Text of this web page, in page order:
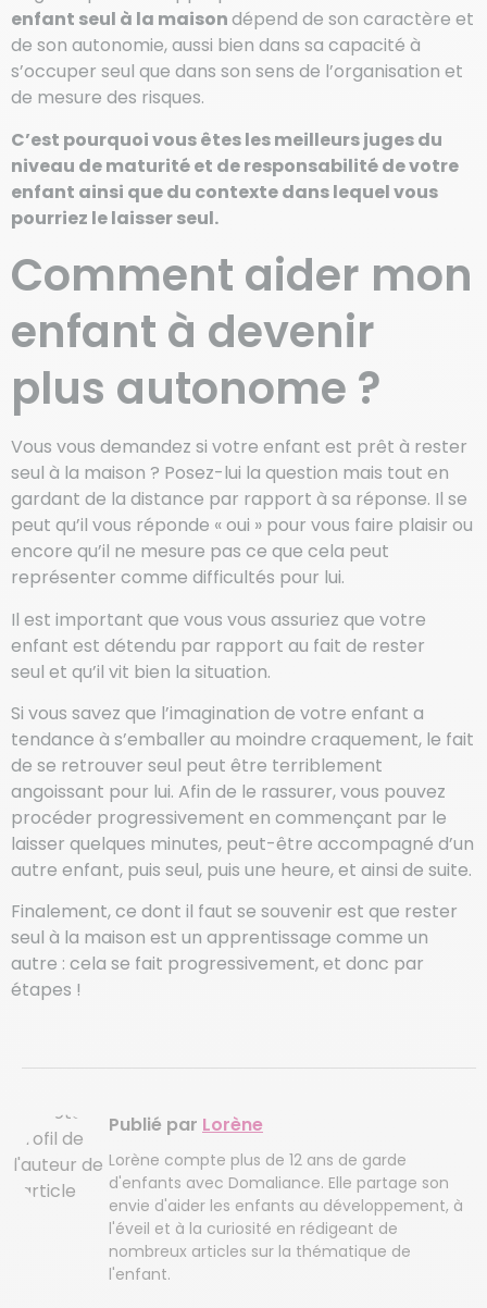
enfant seul à la maisondépend de son caractère et
de son autonomie, aussi bien dans sa capacité à
s’occuper seul que dans son sens de l’organisation et
de mesure des risques.
C’est pourquoi vous êtes les meilleurs juges du
niveau de maturité et de responsabilité de votre
enfant ainsi que du contexte dans lequel vous
pourriez le laisser seul.
Comment aider mon
enfant à devenir
plus autonome ?
Vous vous demandez si votre enfant est prêt à rester
seul à la maison ? Posez-lui la question mais tout en
gardant de la distance par rapport à sa réponse. Il se
peut qu’il vous réponde « oui » pour vous faire plaisir ou
encore qu’il ne mesure pas ce que cela peut
représenter comme difficultés pour lui.
Il est important que vous vous assuriez que votre
enfant est détendu par rapport au fait de rester
seul et qu’il vit bien la situation.
Si vous savez que l’imagination de votre enfant a
tendance à s’emballer au moindre craquement, le fait
de se retrouver seul peut être terriblement
angoissant pour lui. Afin de le rassurer, vous pouvez
procéder progressivement en commençant par le
laisser quelques minutes, peut-être accompagné d’un
autre enfant, puis seul, puis une heure, et ainsi de suite.
Finalement, ce dont il faut se souvenir est que rester
seul à la maison est un apprentissage comme un
autre : cela se fait progressivement, et donc par
étapes !
Publié par Lorène
Lorène compte plus de 12 ans de garde
d'enfants avec Domaliance. Elle partage son
envie d'aider les enfants au développement, à
l'éveil et à la curiosité en rédigeant de
nombreux articles sur la thématique de
l'enfant.